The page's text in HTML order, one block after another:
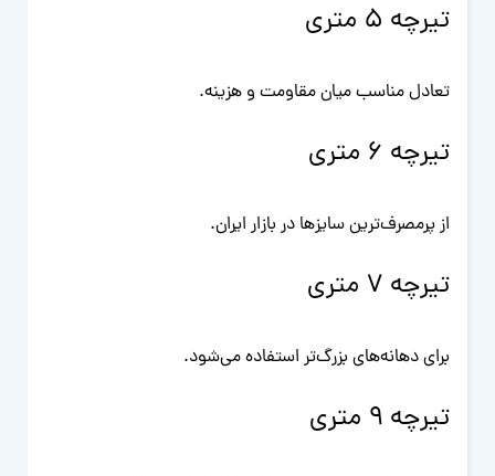
تیرچه 5 متری
تعادل مناسب میان مقاومت و هزینه.
تیرچه 6 متری
از پرمصرف‌ترین سایزها در بازار ایران.
تیرچه 7 متری
برای دهانه‌های بزرگ‌تر استفاده می‌شود.
تیرچه 9 متری